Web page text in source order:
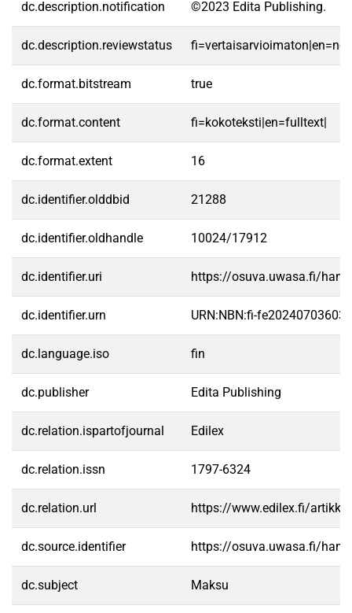
dc.description.notification ©2023 Edita Publishing.
dc.description.reviewstatus
dc.format.bitstream true
dc.format.content fi=kokoteksti|en=fulltext|
dc.format.extent 16
dc.identifier.olddbid 21288
dc.identifier.oldhandle 10024/17912
dc.identifier.uri https://osuva.uwasa.fi/
dc.identifier.urn URN:NBN:fi-
dc.language.iso fin
dc.publisher Edita Publishing
dc.relation.ispartofjournal Edilex
dc.relation.issn 1797-6324
dc.relation.url https://www.edilex.fi/
dc.source.identifier https://osuva.uwasa.fi/
dc.subject Maksu